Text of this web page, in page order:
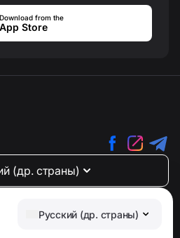
Русский (др. страны)
Download from the
App Store
(др. страны)
·
для защиты от
спама и нежелательных